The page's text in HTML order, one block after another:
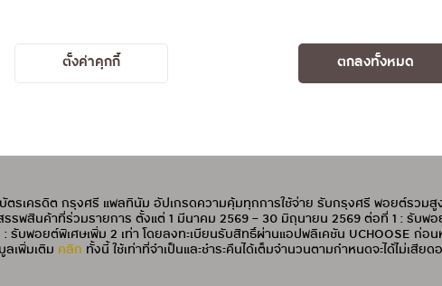
ตั้งค่าคุกกี้ ตกลงทั้งหมด
ศรี แพลทินัม’ ชวนช้อปคุ้ม มอบ
4 เท่า
ตรเครดิต กรุงศรี แพลทินัม อัปเกรดความคุ้มทุกการใช้จ่าย รับกรุงศรี พอยต์รวมสู
รรพสินค้าที่ร่วมรายการ ตั้งแต่ 1 มีนาคม 2569 – 30 มิถุนายน 2569 ต่อที่ 1 : รับพ
รับพอยต์พิเศษเพิ่ม 2 เท่า โดยลงทะเบียนรับสิทธิ์ผ่านแอปพลิเคชัน UCHOOSE ก่อ
ลเพิ่มเติม คลิก ทั้งนี้ ใช้เท่าที่จำเป็นและชำระคืนได้เต็มจำนวนตามกำหนดจะได้ไม่เสีย